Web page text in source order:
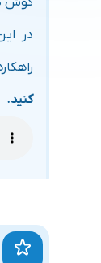
در
کنید.